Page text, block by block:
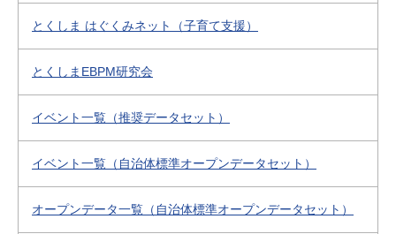
とくしま はぐくみネット（子育て支援）
とくしまEBPM研究会
イベント一覧（推奨データセット）
イベント一覧（自治体標準オープンデータセット）
オープンデータ一覧（自治体標準オープンデータセット）